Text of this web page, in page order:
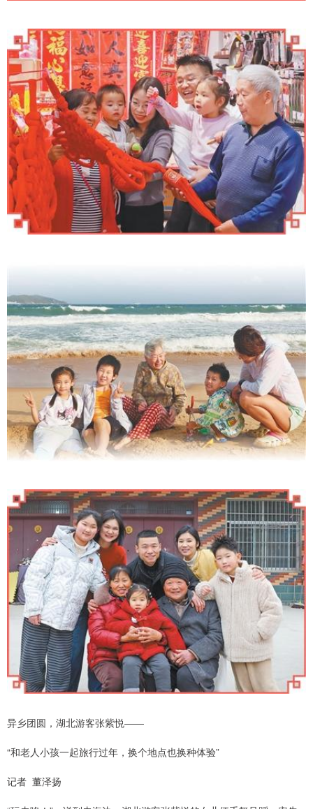
异乡团圆，湖北游客张紫悦——
“和老人小孩一起旅行过年，换个地点也换种体验”
记者 董泽扬